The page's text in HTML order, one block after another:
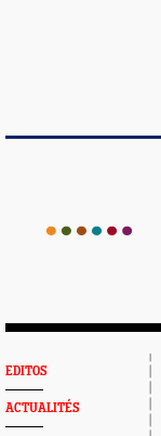
EDITOS
ACTUALITÉS